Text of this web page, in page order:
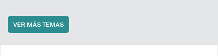
VER MÁS TEMAS